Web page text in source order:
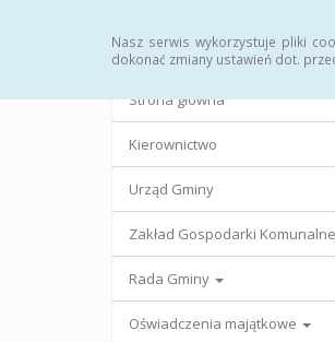
Nasz serwis wykorzystuje pliki
dokonać zmiany ustawień dot.
Strona główna
Kierownictwo
Urząd Gminy
Zakład Gospodarki
Rada Gminy
Oświadczenia majątkowe